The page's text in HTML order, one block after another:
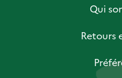
Qui
Retours